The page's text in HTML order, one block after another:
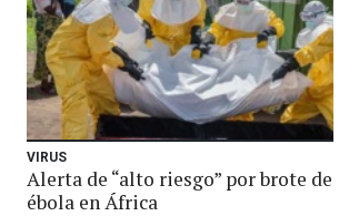
VIRUS
Alerta de “alto riesgo” por brote de
ébola en África